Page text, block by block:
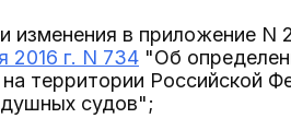
изменения в приложение N
2016 г. N 734 "Об
территории Российской
судов";